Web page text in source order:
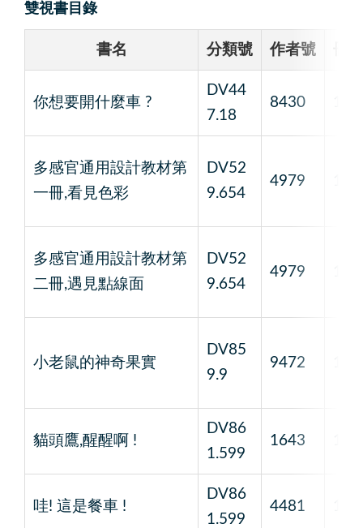
雙視書目錄
書名 分類號 作者號
你想要開什麼車 ?
DV44
7.18
8430
多感官通用設計教材第
一冊,看見色彩
DV52
9.654
4979
多感官通用設計教材第
二冊,遇見點線面
DV52
9.654
4979
小老鼠的神奇果實
DV85
9.9
9472
貓頭鷹,醒醒啊 !
DV86
1.599
1643
哇! 這是餐車 !
DV86
1.599
4481